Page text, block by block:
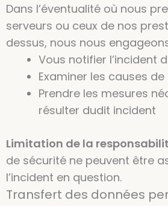
Dans l’éventualité où nous
serveurs ou ceux de nos
dessus, nous nous
Vous notifier l’incident
Examiner les causes
Prendre les mesures
résulter dudit incident
Limitation de la
de sécurité ne peuvent être
l’incident en question.
Transfert des données